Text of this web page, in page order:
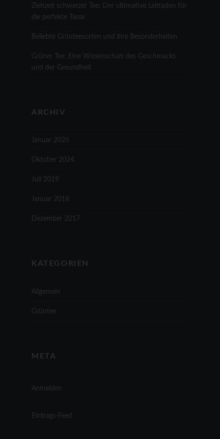
Ziehzeit schwarzer Tee: Der ultimative Leitfaden für
die perfekte Tasse
Beliebte Grünteesorten und ihre Besonderheiten
Grüner Tee: Eine Wissenschaft des Geschmacks
und der Gesundheit
ARCHIV
Januar 2026
Oktober 2024
Juli 2019
Januar 2018
Dezember 2017
KATEGORIEN
Allgemein
Grüntee
META
Anmelden
Eintrags-Feed